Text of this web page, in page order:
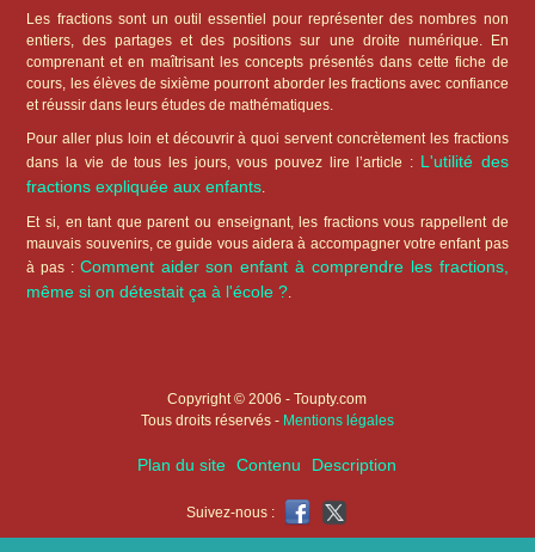
Les fractions sont un outil essentiel pour représenter des nombres non
entiers, des partages et des positions sur une droite numérique. En
comprenant et en maîtrisant les concepts présentés dans cette fiche de
cours, les élèves de sixième pourront aborder les fractions avec confiance
et réussir dans leurs études de mathématiques.
Pour aller plus loin et découvrir à quoi servent concrètement les fractions
dans la vie de tous les jours, vous pouvez lire l’article : L'utilité des
fractions expliquée aux enfants.
Et si, en tant que parent ou enseignant, les fractions vous rappellent de
mauvais souvenirs, ce guide vous aidera à accompagner votre enfant pas
à pas : Comment aider son enfant à comprendre les fractions,
même si on détestait ça à l'école ?.
Copyright © 2006 - Toupty.com
Tous droits réservés - Mentions légales
Plan du site Contenu Description
Suivez-nous :